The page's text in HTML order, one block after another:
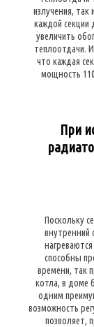
излучения,
каждой секции
увеличить
теплоотдачи.
что каждая
мощность
При
Поскольку
внутренний
способны
времени, так
котла, в доме
одним
возможность
позволяет,